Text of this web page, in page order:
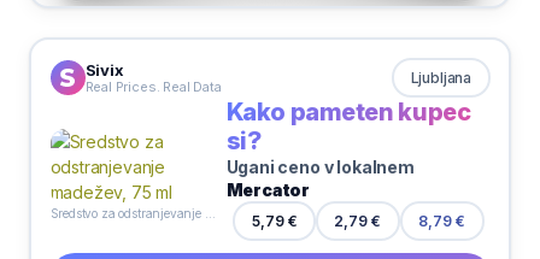
Sivix
Real Prices. Real Data Ljubljana
Kako pameten kupec
si?
Ugani ceno v lokalnem
Mercator
5,79 € 2,79 € 8,79 €